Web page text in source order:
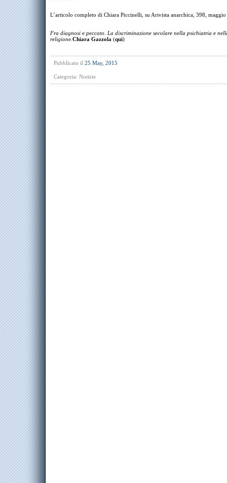
L’articolo completo di Chiara Piccinelli, su Arivista anarchica, 398,
Fra diagnosi e peccato. La discriminazione secolare nella psichiatria e
religione. Chiara Gazzola (qui)
Pubblicato il 25 May, 2015
Categoria: Notizie